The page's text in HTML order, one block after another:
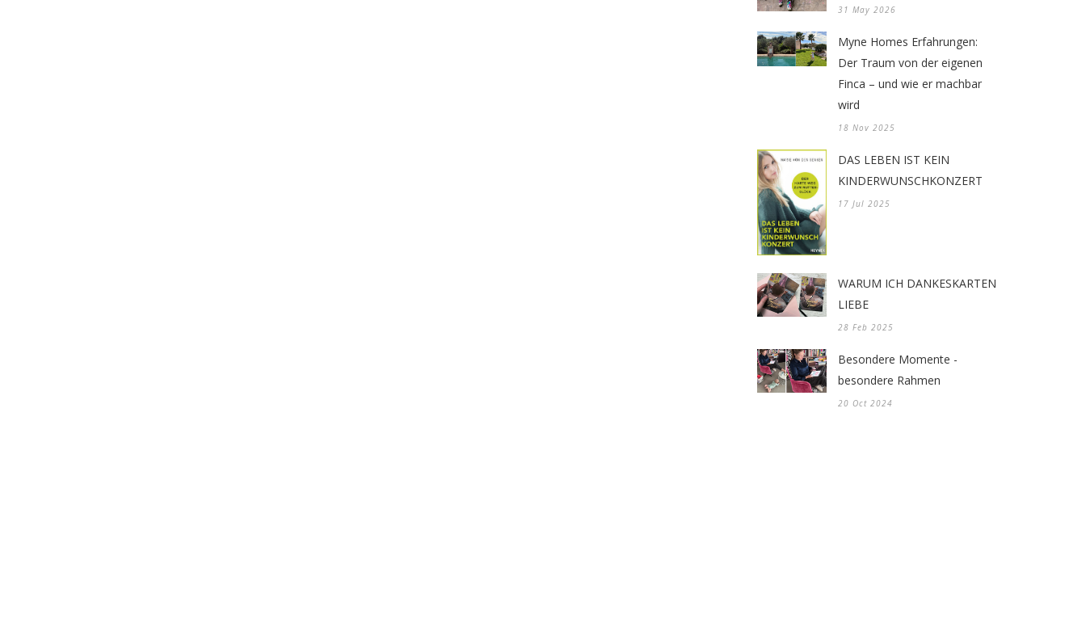
31 May 2026
Myne Homes Erfahrungen:
Der Traum von der eigenen
Finca – und wie er machbar
wird
18 Nov 2025
DAS LEBEN IST KEIN
KINDERWUNSCHKONZERT
17 Jul 2025
WARUM ICH DANKESKARTEN
LIEBE
28 Feb 2025
Besondere Momente -
besondere Rahmen
20 Oct 2024